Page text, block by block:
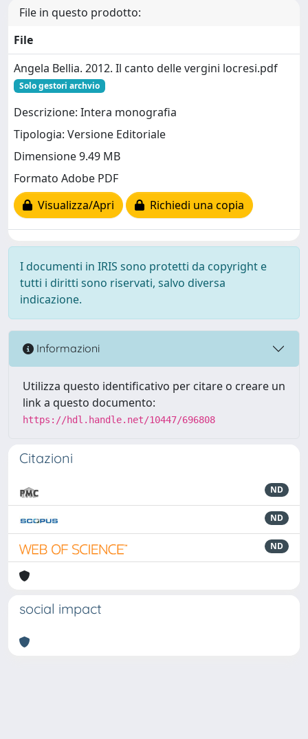
File in questo prodotto:
File
Angela Bellia. 2012. Il canto delle vergini locresi.pdf
Solo gestori archvio
Descrizione: Intera monografia
Tipologia: Versione Editoriale
Dimensione 9.49 MB
Formato Adobe PDF
Visualizza/Apri
Richiedi una copia
I documenti in IRIS sono protetti da copyright e
tutti i diritti sono riservati, salvo diversa
indicazione.
Informazioni
Utilizza questo identificativo per citare o creare un
link a questo documento:
https://hdl.handle.net/10447/696808
Citazioni
ND
ND
ND
social impact